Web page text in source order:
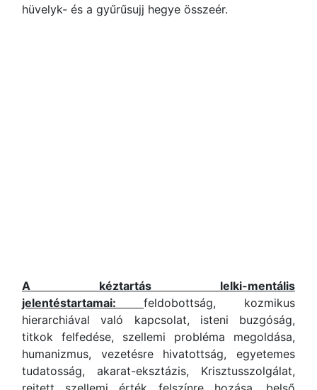
hüvelyk- és a gyűrűsujj hegye összeér.
A kéztartás lelki-mentális
jelentéstartamai: feldobottság, kozmikus
hierarchiával való kapcsolat, isteni buzgóság,
titkok felfedése, szellemi probléma megoldása,
humanizmus, vezetésre hivatottság, egyetemes
tudatosság, akarat-eksztázis, Krisztusszolgálat,